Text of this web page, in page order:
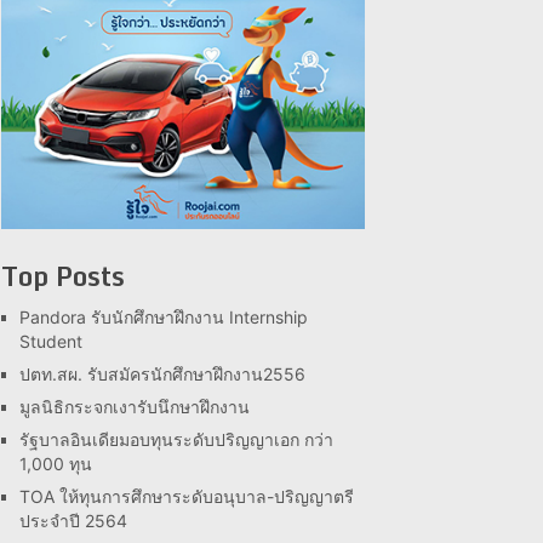
Top Posts
Pandora รับนักศึกษาฝึกงาน Internship
Student
ปตท.สผ. รับสมัครนักศึกษาฝึกงาน2556
มูลนิธิกระจกเงารับนึกษาฝึกงาน
รัฐบาลอินเดียมอบทุนระดับปริญญาเอก กว่า
1,000 ทุน
TOA ให้ทุนการศึกษาระดับอนุบาล-ปริญญาตรี
ประจำปี 2564